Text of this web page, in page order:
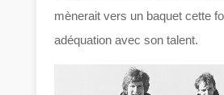
mènerait vers un baquet cette
adéquation avec son talent.